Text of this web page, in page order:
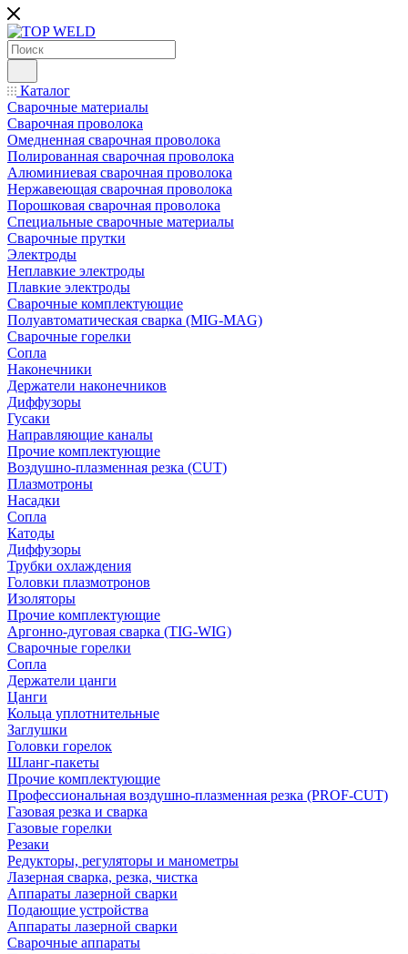
Каталог
Сварочные материалы
Сварочная проволока
Омедненная сварочная проволока
Полированная сварочная проволока
Алюминиевая сварочная проволока
Нержавеющая сварочная проволока
Порошковая сварочная проволока
Специальные сварочные материалы
Сварочные прутки
Электроды
Неплавкие электроды
Плавкие электроды
Сварочные комплектующие
Полуавтоматическая сварка (MIG-MAG)
Сварочные горелки
Сопла
Наконечники
Держатели наконечников
Диффузоры
Гусаки
Направляющие каналы
Прочие комплектующие
Воздушно-плазменная резка (CUT)
Плазмотроны
Насадки
Сопла
Катоды
Диффузоры
Трубки охлаждения
Головки плазмотронов
Изоляторы
Прочие комплектующие
Аргонно-дуговая сварка (TIG-WIG)
Сварочные горелки
Сопла
Держатели цанги
Цанги
Кольца уплотнительные
Заглушки
Головки горелок
Шланг-пакеты
Прочие комплектующие
Профессиональная воздушно-плазменная резка (PROF-CUT)
Газовая резка и сварка
Газовые горелки
Резаки
Редукторы, регуляторы и манометры
Лазерная сварка, резка, чистка
Аппараты лазерной сварки
Подающие устройства
Аппараты лазерной сварки
Сварочные аппараты